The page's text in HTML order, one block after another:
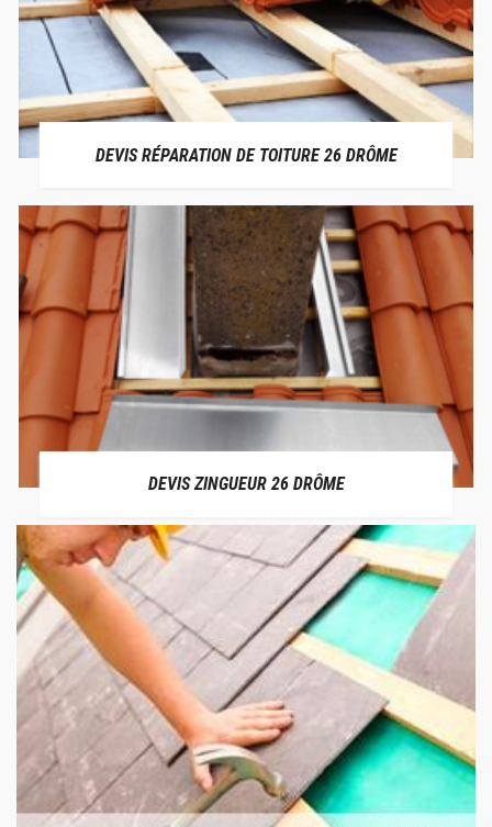
DEVIS RÉPARATION DE TOITURE 26 DRÔME
DEVIS ZINGUEUR 26 DRÔME